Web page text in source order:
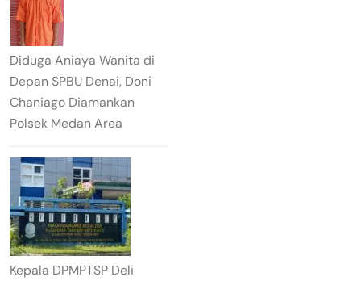
Diduga Aniaya Wanita di
Depan SPBU Denai, Doni
Chaniago Diamankan
Polsek Medan Area
Kepala DPMPTSP Deli